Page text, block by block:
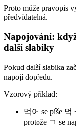
Proto může pravopis
předvídatelná.
Napojování:
další slabiky
Pokud další slabika
napojí dopředu.
Vzorový příklad:
먹어 se píše 먹
protože ㄱ se